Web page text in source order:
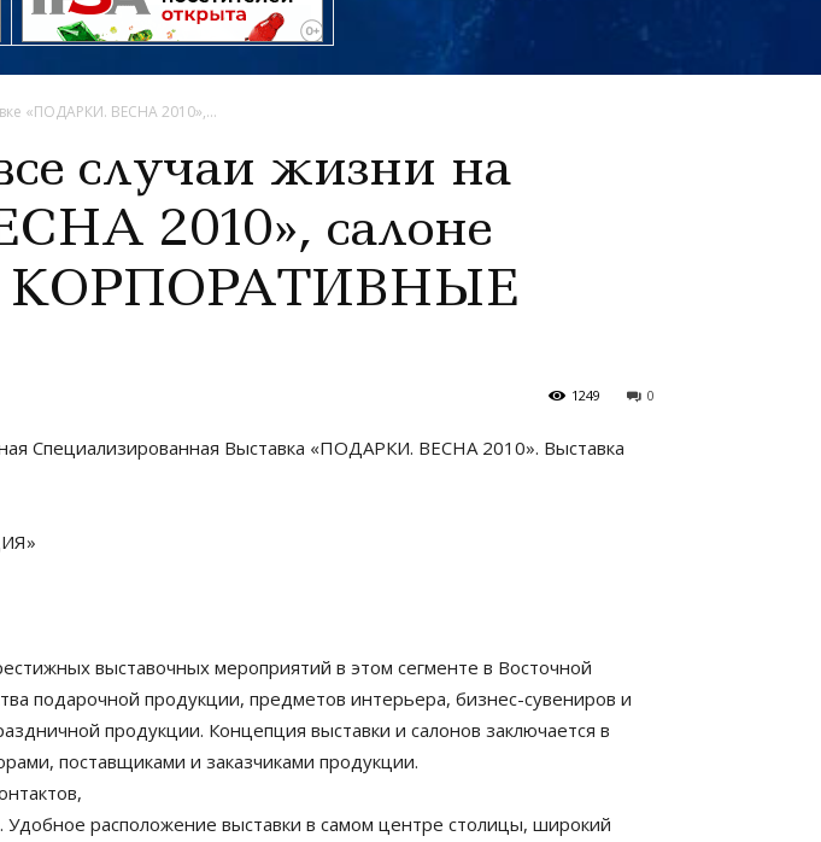
«ПОДАРКИ. ВЕСНА 2010»,...
случаи жизни на
2010», салоне
КОРПОРАТИВНЫЕ
0
1249
Специализированная Выставка «ПОДАРКИ. ВЕСНА 2010». Выставка
выставочных мероприятий в этом сегменте в Восточной
подарочной продукции, предметов интерьера, бизнес-сувениров и
продукции. Концепция выставки и салонов заключается в
поставщиками и заказчиками продукции.
расположение выставки в самом центре столицы, широкий